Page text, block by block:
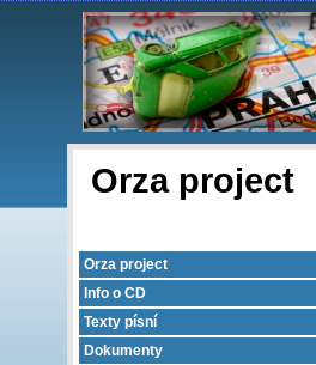
Orza project
Orza project
Info o CD
Texty písní
Dokumenty